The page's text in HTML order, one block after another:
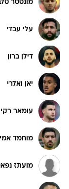
מונטסר
עלי עבדי
דילן ברון
יאן ואלרי
עומאר
מוחמד
מועתז